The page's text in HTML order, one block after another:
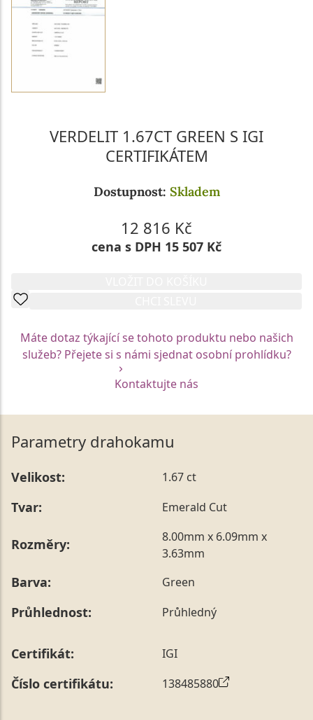
VERDELIT 1.67CT GREEN S IGI
CERTIFIKÁTEM
Dostupnost: Skladem
12 816 Kč
cena s DPH 15 507 Kč
Máte dotaz týkající se tohoto produktu nebo našich
služeb? Přejete si s námi sjednat osobní prohlídku?
Kontaktujte nás
Parametry drahokamu
Velikost: 1.67 ct
Tvar: Emerald Cut
Rozměry:
8.00mm x 6.09mm x
3.63mm
Barva: Green
Průhlednost: Průhledný
Certifikát: IGI
Číslo certifikátu: 138485880